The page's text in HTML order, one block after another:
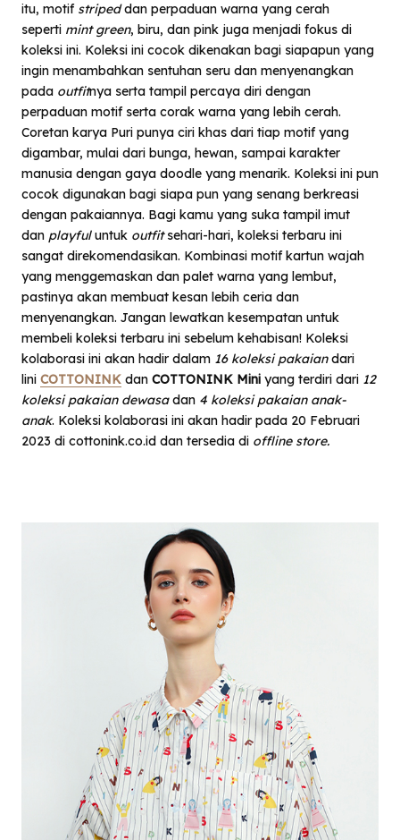
itu, motif stripeddan perpaduan warna yang cerah
seperti mint green, biru, dan pink juga menjadi fokus di
koleksi ini. Koleksi ini cocok dikenakan bagi siapapun yang
ingin menambahkan sentuhan seru dan menyenangkan
pada outfitnya serta tampil percaya diri dengan
perpaduan motif serta corak warna yang lebih cerah.
Coretan karya Puri punya ciri khas dari tiap motif yang
digambar, mulai dari bunga, hewan, sampai karakter
manusia dengan gaya doodle yang menarik. Koleksi ini pun
cocok digunakan bagi siapa pun yang senang berkreasi
dengan pakaiannya. Bagi kamu yang suka tampil imut
dan playfuluntuk outfitsehari-hari, koleksi terbaru ini
sangat direkomendasikan. Kombinasi motif kartun wajah
yang menggemaskan dan palet warna yang lembut,
pastinya akan membuat kesan lebih ceria dan
menyenangkan. Jangan lewatkan kesempatan untuk
membeli koleksi terbaru ini sebelum kehabisan! Koleksi
kolaborasi ini akan hadir dalam 16 koleksi pakaiandari
lini COTTONINK dan COTTONINK Mini yang terdiri dari 12
koleksi pakaian dewasadan 4 koleksi pakaian anak-
anak. Koleksi kolaborasi ini akan hadir pada 20 Februari
2023 di cottonink.co.id dan tersedia di offline store.